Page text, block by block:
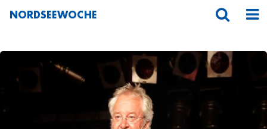
NORDSEEWOCHE